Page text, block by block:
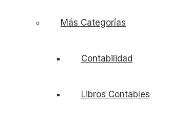
Más Categorías
Contabilidad
Libros Contables